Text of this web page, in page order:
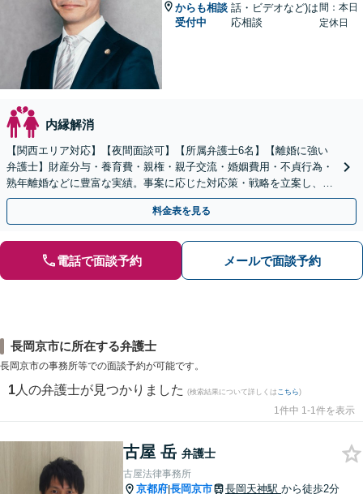
からも相談
受付中
話・ビデオなど)は
応相談
間：本日
定休日
内縁解消
【関西エリア対応】【夜間面談可】【所属弁護士6名】【離婚に強い
弁護士】財産分与・養育費・親権・親子交流・婚姻費用・不貞行為・
熟年離婚などに豊富な実績。事案に応じた対応策・戦略を立案し、全
力で闘います。明るい人生の再スタートを！
料金表を見る
電話で面談予約 メールで面談予約
長岡京市に所在する弁護士
長岡京市の事務所等での面談予約が可能です。
1 人の弁護士が見つかりました (検索結果について詳しくは こちら)
1件中 1-1件を表示
古屋 岳 弁護士
古屋法律事務所
京都府|長岡京市 長岡天神駅 から徒歩2分